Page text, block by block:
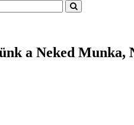
a Neked Munka,